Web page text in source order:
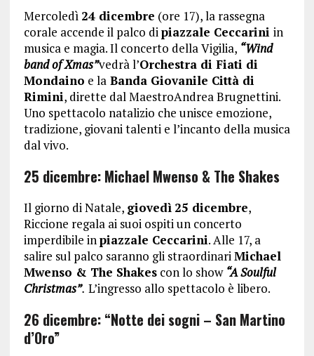
Mercoledì 24 dicembre (ore 17), la rassegna
corale accende il palco di piazzale Ceccarini in
musica e magia. Il concerto della Vigilia, “Wind
band of Xmas”vedrà l’Orchestra di Fiati di
Mondaino e la Banda Giovanile Città di
Rimini, dirette dal MaestroAndrea Brugnettini.
Uno spettacolo natalizio che unisce emozione,
tradizione, giovani talenti e l’incanto della musica
dal vivo.
25 dicembre: Michael Mwenso & The Shakes
Il giorno di Natale, giovedì 25 dicembre,
Riccione regala ai suoi ospiti un concerto
imperdibile in piazzale Ceccarini. Alle 17, a
salire sul palco saranno gli straordinari Michael
Mwenso & The Shakescon lo show “A Soulful
Christmas”. L’ingresso allo spettacolo è libero.
26 dicembre: “Notte dei sogni – San Martino
d’Oro”